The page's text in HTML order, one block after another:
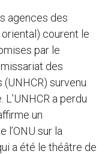
agences des
courent le
par le
des
survenu
a perdu
un
l’ONU sur la
a été le théâtre de